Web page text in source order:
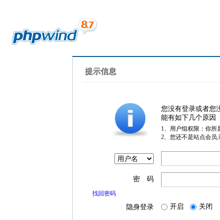
提示信息
您没有登录或者您
能有如下几个原因
1、用户组权限：你所
2、您还不是站点会员
密 码
找回密码
隐身登录 开启 关闭